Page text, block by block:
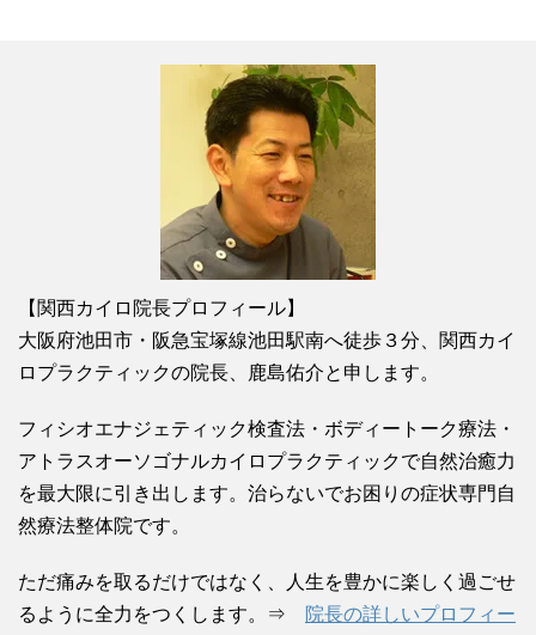
【関西カイロ院長プロフィール】
大阪府池田市・阪急宝塚線池田駅南へ徒歩３分、関西カイ
ロプラクティックの院長、鹿島佑介と申します。
フィシオエナジェティック検査法・ボディートーク療法・
アトラスオーソゴナルカイロプラクティックで自然治癒力
を最大限に引き出します。治らないでお困りの症状専門自
然療法整体院です。
ただ痛みを取るだけではなく、人生を豊かに楽しく過ごせ
るように全力をつくします。⇒
院長の詳しいプロフィー